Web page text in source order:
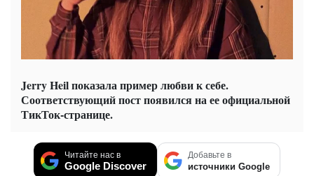
Jerry Heil показала пример любви к себе.
Соответствующий пост появился на ее официальной
ТикТок-странице.
Читайте нас в
Google Discover
Добавьте в
источники Google